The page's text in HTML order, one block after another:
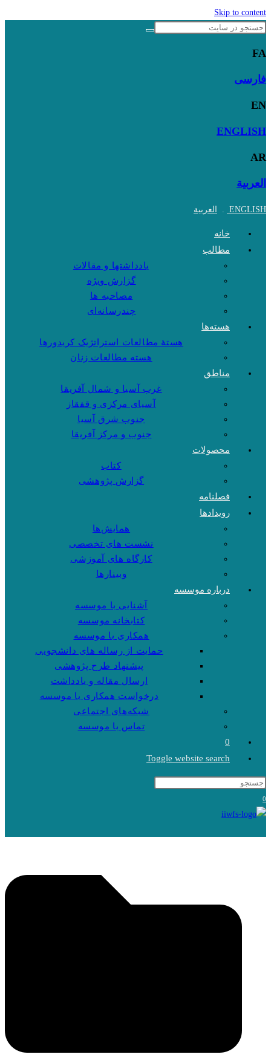
Skip to content
FA
فارسی
EN
ENGLISH
AR
العربية
ENGLISH
. العربية
خانه
مطالب
یادداشتها و مقالات
گزارش ویژه
مصاحبه ها
چندرسانه‌ای
هسته‌ها
هستهٔ مطالعات استراتژیک کریدورها
هسته مطالعات زنان
مناطق
غرب آسیا و شمال آفریقا
آسیای مرکزی و قفقاز
جنوب شرق آسیا
جنوب و مرکز آفریقا
محصولات
کتاب
گزارش پژوهشی
فصلنامه
رویدادها
همایش‌ها
نشست های تخصصی
کارگاه های آموزشی
وبینارها
درباره موسسه
آشنایی با موسسه
کتابخانه موسسه
همکاری با موسسه
حمایت از رساله های دانشجویی
پیشنهاد طرح پژوهشی
ارسال مقاله و یادداشت
درخواست همکاری با موسسه
شبکه‌های اجتماعی
تماس با موسسه
0
Toggle website search
0